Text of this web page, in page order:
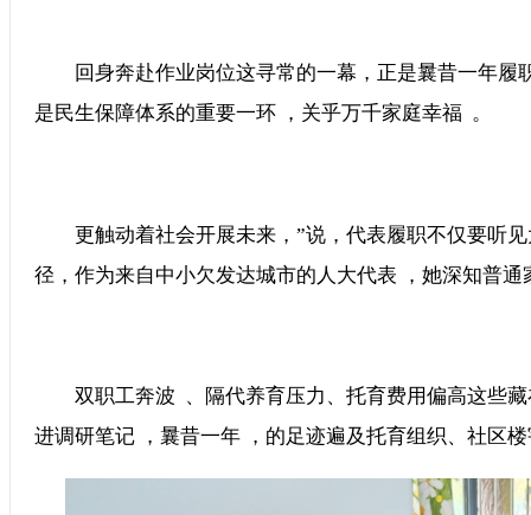
回身奔赴作业岗位这寻常的一幕，正是曩昔一年履
是民生保障体系的重要一环 ，关乎万千家庭幸福  。
更触动着社会开展未来，”说，代表履职不仅要听见
径，作为来自中小欠发达城市的人大代表 ，她深知普通
双职工奔波  、隔代养育压力、托育费用偏高这些
进调研笔记 ，曩昔一年 ，的足迹遍及托育组织、社区楼